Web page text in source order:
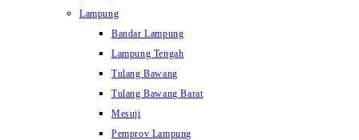
Lampung
Bandar Lampung
Lampung Tengah
Tulang Bawang
Tulang Bawang Barat
Mesuji
Pemprov Lampung